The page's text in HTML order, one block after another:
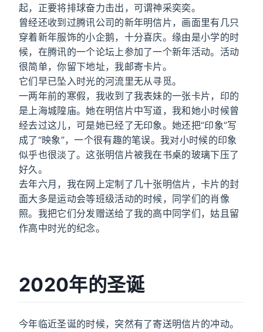
起，正要将排球奋力击出，可谓神采奕奕。
曾经还收到过腾讯公司的新年明信片，画面里有几只
穿着新年服饰的小企鹅，十分喜庆。缘由是小学的时
候，在腾讯的一个论坛上参加了一个新年活动。活动
很简单，你留下地址，我邮寄卡片。
它们早已坠入时光的河流里无从寻觅。
一两年前的寒假，我收到了我表妹的一张卡片，印的
是上海城隍庙。她在明信片中写道，我和她小时候曾
经去过这儿，可是她已经了无印象。她还把“印象”写
成了“映象”，一个很有趣的笔误。我对小时候的印象
似乎也很淡了。这张明信片被我在书桌的玻璃下压了
好久。
去年六月，我在网上定制了几十张明信片，卡片的封
面大多是运动会等班级活动的时候，同学们的肖像
照。我把它们分发赠送给了我的高中同学们，姑且留
作高中时光的纪念。
2020年的圣诞
今年临近圣诞的时候，突然有了寄送明信片的冲动。